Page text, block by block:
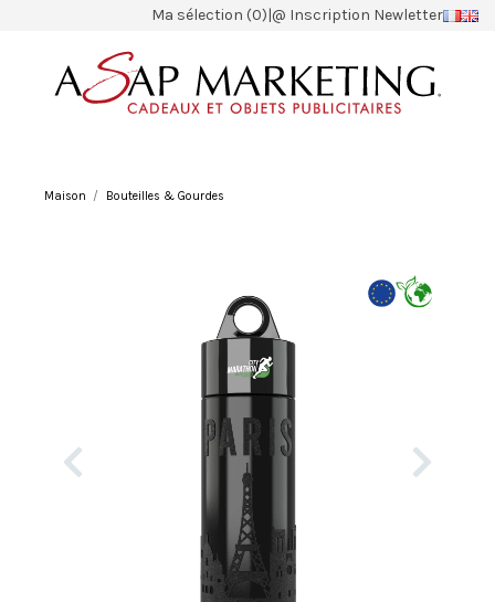
Ma sélection (0)|@ Inscription Newletter
Maison Bouteilles & Gourdes